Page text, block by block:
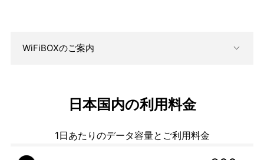
WiFiBOXのご案内
日本国内の利用料金
1日あたりのデータ容量とご利用料金